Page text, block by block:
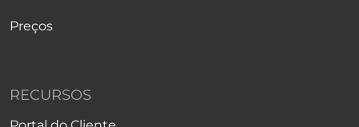
Preços
RECURSOS